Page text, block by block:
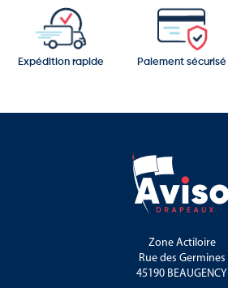
Expédition rapide Paiement sécurisé
Zone Actiloire
Rue des Germines
45190 BEAUGENCY